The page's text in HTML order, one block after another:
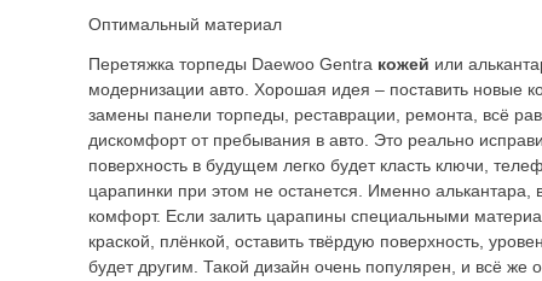
Оптимальный материал
Перетяжка торпеды Daewoo Gentra кожей или
модернизации авто. Хорошая идея – поставить новые
замены панели торпеды, реставрации, ремонта, всё
дискомфорт от пребывания в авто. Это реально
поверхность в будущем легко будет класть ключи,
царапинки при этом не останется. Именно алькантара,
комфорт. Если залить царапины специальными
краской, плёнкой, оставить твёрдую поверхность,
будет другим. Такой дизайн очень популярен, и всё